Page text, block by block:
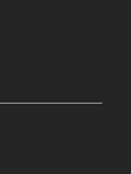
un nouvel onglet)
un nouvel onglet)
un nouvel onglet)